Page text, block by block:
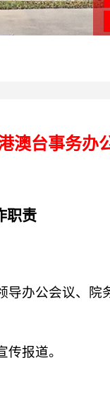
澳台事务办
职责
办公会议、
报道。